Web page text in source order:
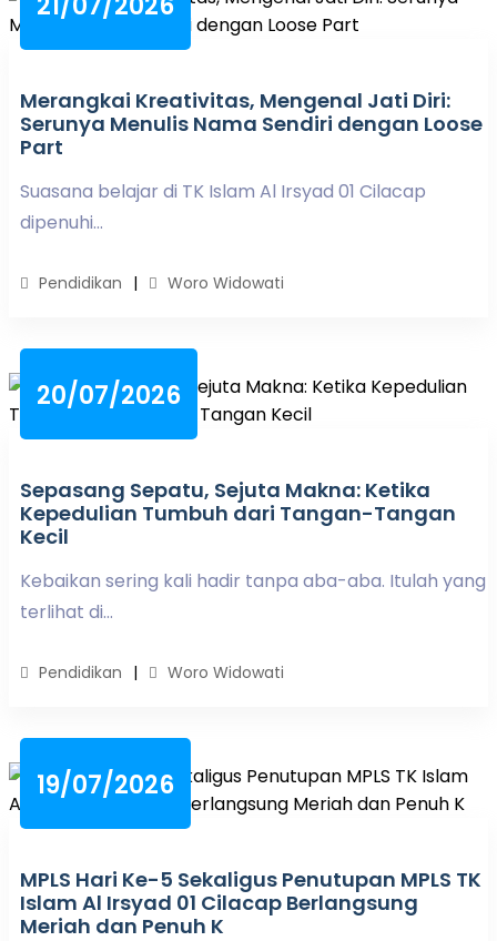
Merangkai Kreativitas, Mengenal Jati Diri:
Serunya Menulis Nama Sendiri dengan Loose
Part
Suasana belajar di TK Islam Al Irsyad 01 Cilacap
dipenuhi...
Pendidikan Woro Widowati
20/07/2026
Sepasang Sepatu, Sejuta Makna: Ketika
Kepedulian Tumbuh dari Tangan-Tangan
Kecil
Kebaikan sering kali hadir tanpa aba-aba. Itulah yang
terlihat di...
Pendidikan Woro Widowati
19/07/2026
MPLS Hari Ke-5 Sekaligus Penutupan MPLS TK
Islam Al Irsyad 01 Cilacap Berlangsung
Meriah dan Penuh K